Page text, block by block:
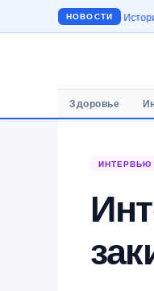
НОВОСТИ
История
Здоровье
ИНТЕРВЬЮ